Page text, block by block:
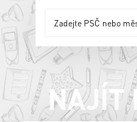
NAJÍT